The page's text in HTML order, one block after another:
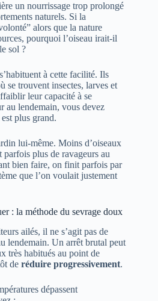
un nourrissage trop prolongé
naturels. Si la
alors que la nature
pourquoi l’oiseau irait-il
sol ?
à cette facilité. Ils
se trouvent insectes, larves et
leur capacité à se
au lendemain, vous devez
plus grand.
lui-même. Moins d’oiseaux
parfois plus de ravageurs au
bien faire, on finit parfois par
que l’on voulait justement
: la méthode du sevrage doux
ailés, il ne s’agit pas de
lendemain. Un arrêt brutal peut
très habitués au point de
de réduire progressivement.
dépassent